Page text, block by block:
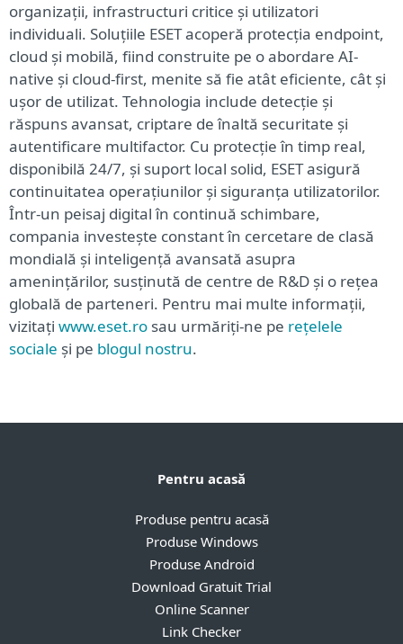
organizații, infrastructuri critice și utilizatori
individuali. Soluțiile ESET acoperă protecția endpoint,
cloud și mobilă, fiind construite pe o abordare AI-
native și cloud-first, menite să fie atât eficiente, cât și
ușor de utilizat. Tehnologia include detecție și
răspuns avansat, criptare de înaltă securitate și
autentificare multifactor. Cu protecție în timp real,
disponibilă 24/7, și suport local solid, ESET asigură
continuitatea operațiunilor și siguranța utilizatorilor.
Într-un peisaj digital în continuă schimbare,
compania investește constant în cercetare de clasă
mondială și inteligență avansată asupra
amenințărilor, susținută de centre de R&D și o rețea
globală de parteneri. Pentru mai multe informații,
vizitați www.eset.ro sau urmăriți-ne pe rețelele
sociale și pe blogul nostru.
Pentru acasă
Produse pentru acasă
Produse Windows
Produse Android
Download Gratuit Trial
Online Scanner
Link Checker